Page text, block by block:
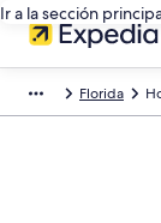
Ir a la sección
Florida